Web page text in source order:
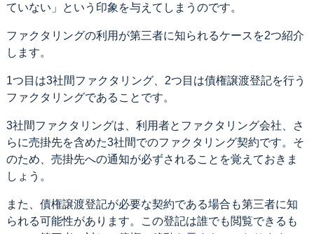
ていない」という印象を与えてしまうのです。
ファクタリングの利用が第三者に知られるケースを2つ紹介
します。
1つ目は3社間ファクタリング、2つ目は債権譲渡登記を行う
ファクタリングであることです。
3社間ファクタリングは、利用者とファクタリング会社、さ
らに売掛先を含めた3社間でのファクタリング契約です。そ
のため、売掛先への通知が必ずされることを覚えておきま
しょう。
また、債権譲渡登記が必要な契約である場合も第三者に知
られる可能性があります。この登記は誰でも閲覧できるも